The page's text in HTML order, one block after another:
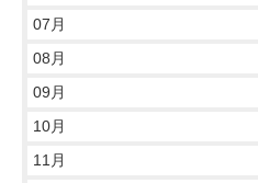
07月
08月
09月
10月
11月